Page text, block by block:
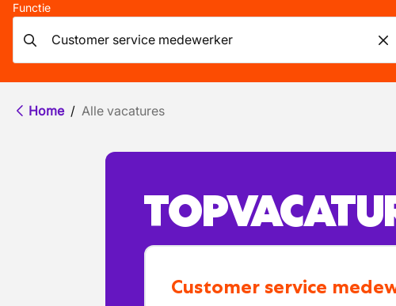
Functie
Home / Alle vacatures
Customer service